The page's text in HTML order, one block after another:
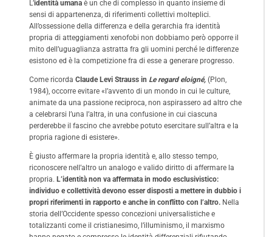
L’identità umana è un che di complesso in quanto insieme di
sensi di appartenenza, di riferimenti collettivi molteplici.
All’ossessione della differenza e della gerarchia fra identità
propria di atteggiamenti xenofobi non dobbiamo però opporre il
mito dell’uguaglianza astratta fra gli uomini perché le differenze
esistono ed è la competizione fra di esse a generare progresso.
Come ricorda Claude Levi Strauss in Le regard eloigné, (Plon,
1984), occorre evitare «l’avvento di un mondo in cui le culture,
animate da una passione reciproca, non aspirassero ad altro che
a celebrarsi l’una l’altra, in una confusione in cui ciascuna
perderebbe il fascino che avrebbe potuto esercitare sull’altra e la
propria ragione di esistere».
È giusto affermare la propria identità e, allo stesso tempo,
riconoscere nell’altro un analogo e valido diritto di affermare la
propria. L’identità non va affermata in modo esclusivistico:
individuo e collettività devono esser disposti a mettere in dubbio i
propri riferimenti in rapporto e anche in conflitto con l’altro. Nella
storia dell’Occidente spesso concezioni universalistiche e
totalizzanti come il cristianesimo, l’illuminismo, il marxismo